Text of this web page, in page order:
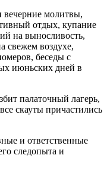
вечерние молитвы,
отдых, купание
на выносливость,
свежем воздухе,
беседы с
июньских дней в
палаточный лагерь,
скауты причастились
и ответственные
следопыта и